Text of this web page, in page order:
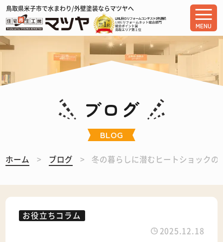
鳥取県米子市で水まわり/外壁塗装ならマツヤへ
MENU
ブログ
BLOG
ホーム ブログ 冬の暮らしに潜むヒートショックの
お役立ちコラム
2025.12.18